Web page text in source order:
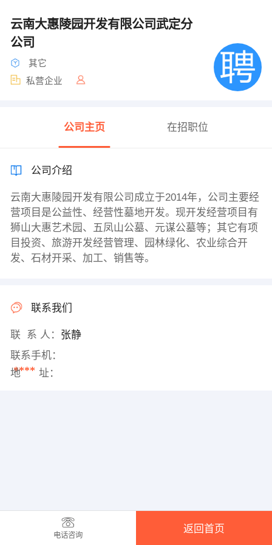
云南大惠陵园开发有限公司武定分
公司
其它
私营企业
公司主页 在招职位
公司介绍
云南大惠陵园开发有限公司成立于2014年，公司主要经
营项目是公益性、经营性墓地开发。现开发经营项目有
狮山大惠艺术园、五凤山公墓、元谋公墓等；其它有项
目投资、旅游开发经营管理、园林绿化、农业综合开
发、石材开采、加工、销售等。
联系我们
联 系 人： 张静
联系手机：
****
地 址：
电话咨询
返回首页